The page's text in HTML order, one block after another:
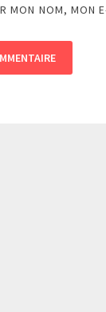
MON NOM, MON